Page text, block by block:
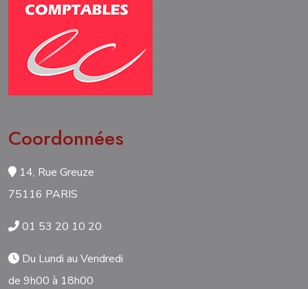
Coordonnées
14, Rue Greuze
75116 PARIS
01 53 20 10 20
Du Lundi au Vendredi
de 9h00 à 18h00